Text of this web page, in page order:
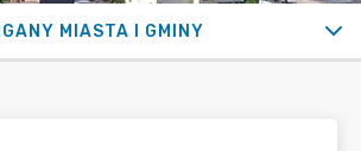
MIASTA I GMINY